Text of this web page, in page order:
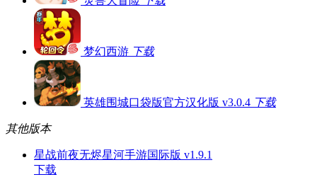
梦幻西游 下载
英雄围城口袋版官方汉化版 v3.0.4 下载
其他版本
星战前夜无烬星河手游国际版 v1.9.1
下载